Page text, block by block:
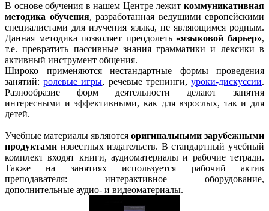
В основе обучения в нашем Центре лежит коммуникативная
методика обучения, разработанная ведущими европейскими
специалистами для изучения языка, не являющимся родным.
Данная методика позволяет преодолеть«языковой барьер»,
т.е. превратить пассивные знания грамматики и лексики в
активный инструмент общения.
Широко применяются нестандартные формы проведения
занятий:ролевые игры, речевые тренинги,уроки-дискуссии.
Разнообразие форм деятельности делают занятия
интересными и эффективными, как для взрослых, так и для
детей.
Учебные материалы являются оригинальными зарубежными
продуктами известных издательств. В стандартный учебный
комплект входят книги, аудиоматериалы и рабочие тетради.
Также на занятиях используется рабочий актив
преподавателя: интерактивное оборудование,
дополнительные аудио- и видеоматериалы.